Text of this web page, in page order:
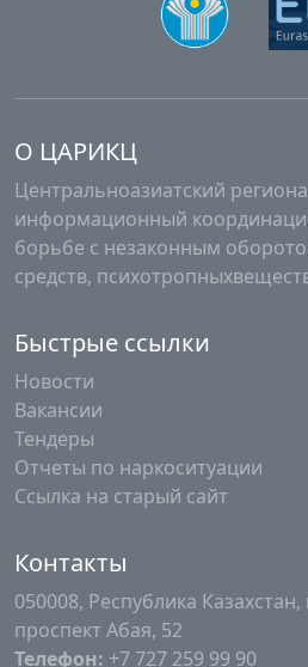
О ЦАРИКЦ
Центральноазиатский
информационный
борьбе с незаконным
средств,
Быстрые ссылки
Новости
Вакансии
Тендеры
Отчеты по наркоситуации
Ссылка на старый сайт
Контакты
050008, Республика
проспект Абая, 52
Телефон: +7 727 259 99 90